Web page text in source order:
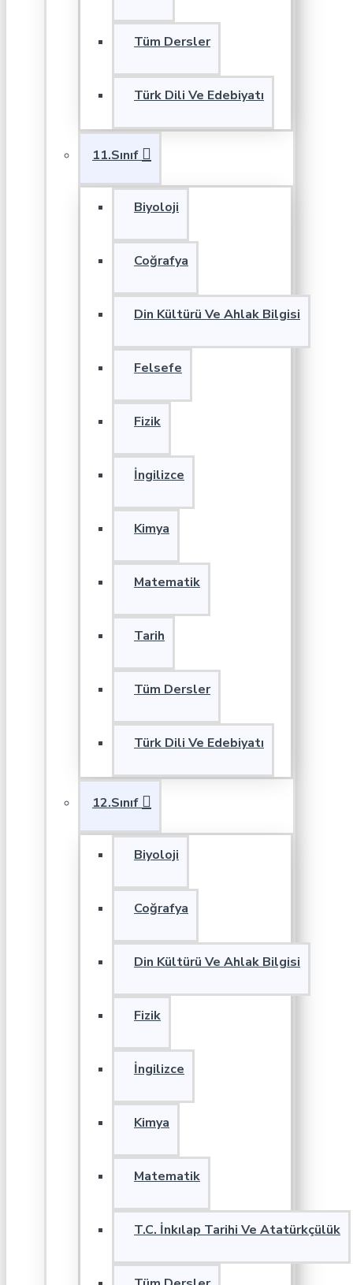
Tüm Dersler
Türk Dili Ve Edebiyatı
11.Sınıf
Biyoloji
Coğrafya
Din Kültürü Ve Ahlak Bilgisi
Felsefe
Fizik
İngilizce
Kimya
Matematik
Tarih
Tüm Dersler
Türk Dili Ve Edebiyatı
12.Sınıf
Biyoloji
Coğrafya
Din Kültürü Ve Ahlak Bilgisi
Fizik
İngilizce
Kimya
Matematik
T.C. İnkılap Tarihi Ve Atatürkçülük